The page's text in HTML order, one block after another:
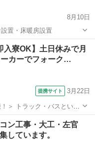
8月10日
置・床暖房設置
入寮OK】土日休みで月
カーでフォーク…
提携サイト 3月22日
＞ トラック・バスといっ
見たことがある会社で働け
街中で見かけた時には 大
ン工事・大工・左官
しています。